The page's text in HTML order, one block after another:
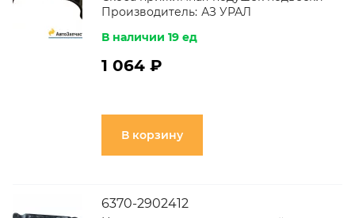
Производитель: АЗ УРАЛ
В наличии 19 ед
1 064 ₽
В корзину
6370-2902412